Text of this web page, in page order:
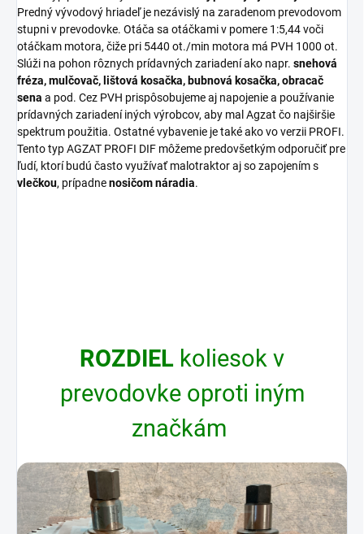
Predný vývodový hriadeľ je nezávislý na zaradenom prevodovom
stupni v prevodovke. Otáča sa otáčkami v pomere 1:5,44 voči
otáčkam motora, čiže pri 5440 ot./min motora má PVH 1000 ot.
Slúži na pohon rôznych prídavných zariadení ako napr. snehová
fréza, mulčovač, lištová kosačka, bubnová kosačka, obracač
sena a pod. Cez PVH prispôsobujeme aj napojenie a používanie
prídavných zariadení iných výrobcov, aby mal Agzat čo najširšie
spektrum použitia. Ostatné vybavenie je také ako vo verzii PROFI.
Tento typ AGZAT PROFI DIF môžeme predovšetkým odporučiť pre
ľudí, ktorí budú často využívať malotraktor aj so zapojením s
vlečkou, prípadnenosičom náradia.
ROZDIEL koliesok v
prevodovke oproti iným
značkám